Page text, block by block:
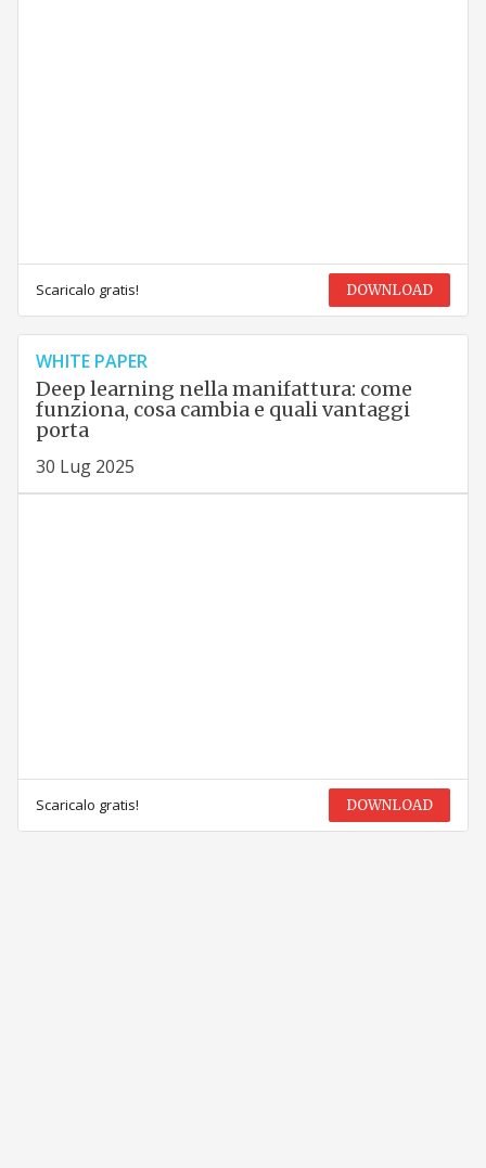
Scaricalo gratis! DOWNLOAD
WHITE PAPER
Deep learning nella manifattura: come
funziona, cosa cambia e quali vantaggi
porta
30 Lug 2025
Scaricalo gratis! DOWNLOAD